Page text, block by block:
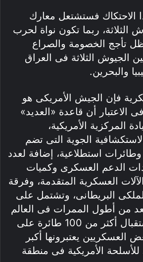
الاحتكاك فستشتعل معارك
ربما تكون نواة لحرب
ظل تأجج الخصومة والصراع
الجيوش الثلاثة فى العراق
والبحرين.
فإن الجيش الأمريكى هو
الاعتبار أن قاعدة «العديد»
المركزية الأمريكية،
319 الاستكشافية الجوية التى تضم
استطلاعية، إضافة لعدد
الدعم العسكرى وكميات
العسكرية المتقدمة، وفرقة
البريطانى، وتشتمل على
من أطول الممرات فى العالم
التى بمقدورها استقبال أكثر من 100 طائرة على
العسكريين يعتبرونها أكبر
الأمريكية فى منطقة